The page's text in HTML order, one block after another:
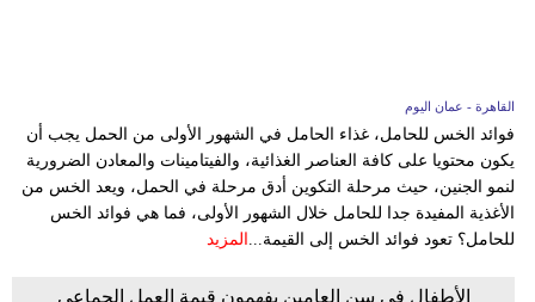
القاهرة - عمان اليوم
فوائد الخس للحامل، غذاء الحامل في الشهور الأولى من الحمل يجب أن
يكون محتويا على كافة العناصر الغذائية، والفيتامينات والمعادن الضرورية
لنمو الجنين، حيث مرحلة التكوين أدق مرحلة في الحمل، ويعد الخس من
الأغذية المفيدة جدا للحامل خلال الشهور الأولى، فما هي فوائد الخس
للحامل؟ تعود فوائد الخس إلى القيمة... المزيد
الأطفال في سن العامين يفهمون قيمة العمل الجماعي